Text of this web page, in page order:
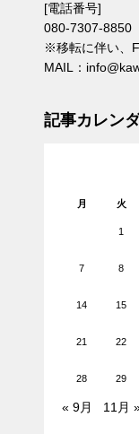
[電話番号]
080-7307-8850
※移転に伴い、
MAIL：
記事カレン
月 火
1
7 8
14 15
21 22
28 29
« 9月 11月